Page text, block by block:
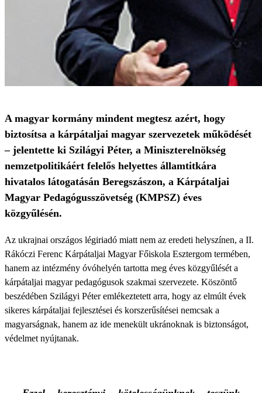
A magyar kormány mindent megtesz azért, hogy
biztosítsa a kárpátaljai magyar szervezetek működését
– jelentette ki Szilágyi Péter, a Miniszterelnökség
nemzetpolitikáért felelős helyettes államtitkára
hivatalos látogatásán Beregszászon, a Kárpátaljai
Magyar Pedagógusszövetség (KMPSZ) éves
közgyűlésén.
Az ukrajnai országos légiriadó miatt nem az eredeti helyszínen, a II.
Rákóczi Ferenc Kárpátaljai Magyar Főiskola Esztergom termében,
hanem az intézmény óvóhelyén tartotta meg éves közgyűlését a
kárpátaljai magyar pedagógusok szakmai szervezete. Köszöntő
beszédében Szilágyi Péter emlékeztetett arra, hogy az elmúlt évek
sikeres kárpátaljai fejlesztései és korszerűsítései nemcsak a
magyarságnak, hanem az ide menekült ukránoknak is biztonságot,
védelmet nyújtanak.